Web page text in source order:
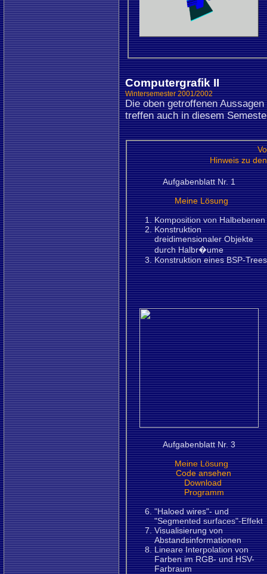
Computergrafik II
Wintersemester 2001/2002
Die oben getroffenen
treffen auch in diesem
Hinweis zu
Aufgabenblatt Nr. 1
Meine Lösung
Komposition von Halbebenen
Konstruktion
dreidimensionaler Objekte
durch Halbr�ume
Konstruktion eines BSP-Trees
Aufgabenblatt Nr. 3
Meine Lösung
Code ansehen
Download
Programm
"Haloed wires"- und
"Segmented surfaces"-Effekt
Visualisierung von
Abstandsinformationen
Lineare Interpolation von
Farben im RGB- und HSV-
Farbraum